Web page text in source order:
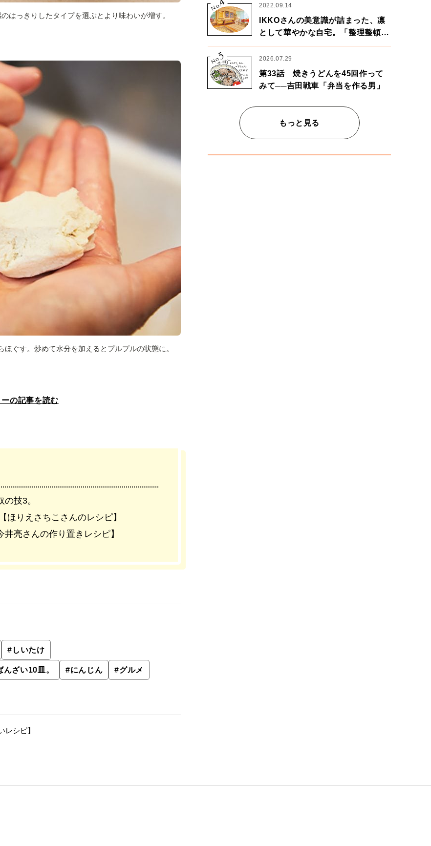
はっきりしたタイプを選ぶとより味わいが増す。
ぐす。炒めて水分を加えるとプルプルの状態に。
の記事を読む
技3。
ほりえさちこさんのレシピ】
亮さんの作り置きレシピ】
# しいたけ
ざい10皿。 #にんじん #グルメ
レシピ】
No. 2022.09.14
IKKOさんの美意識が詰まった、凛
として華やかな自宅。「整理整頓は
心のリズムが乱されないための作
業」。
No.
5 2026.07.29
第33話 焼きうどんを45回作って
みて──吉田戦車「弁当を作る男」
もっと見る